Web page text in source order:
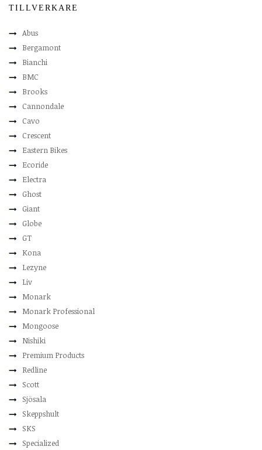
TILLVERKARE
Abus
Bergamont
Bianchi
BMC
Brooks
Cannondale
Cavo
Crescent
Eastern Bikes
Ecoride
Electra
Ghost
Giant
Globe
GT
Kona
Lezyne
Liv
Monark
Monark Professional
Mongoose
Nishiki
Premium Products
Redline
Scott
Sjösala
Skeppshult
SKS
Specialized